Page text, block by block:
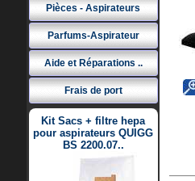
Pièces - Aspirateurs
Parfums-Aspirateur
Aide et Réparations ..
Frais de port
Kit Sacs + filtre hepa
pour aspirateurs QUIGG
BS 2200.07..